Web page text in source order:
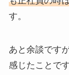
す。
あと余談です
感じたことで